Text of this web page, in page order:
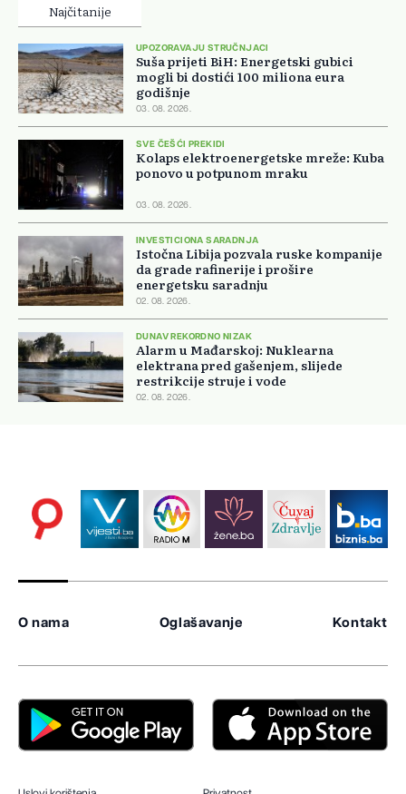
Najčitanije
UPOZORAVAJU STRUČNJACI
Suša prijeti BiH: Energetski gubici
mogli bi dostići 100 miliona eura
godišnje
03. 08. 2026.
SVE ČEŠĆI PREKIDI
Kolaps elektroenergetske mreže: Kuba
ponovo u potpunom mraku
03. 08. 2026.
INVESTICIONA SARADNJA
Istočna Libija pozvala ruske kompanije
da grade rafinerije i prošire
energetsku saradnju
02. 08. 2026.
DUNAV REKORDNO NIZAK
Alarm u Mađarskoj: Nuklearna
elektrana pred gašenjem, slijede
restrikcije struje i vode
02. 08. 2026.
O nama Oglašavanje Kontakt